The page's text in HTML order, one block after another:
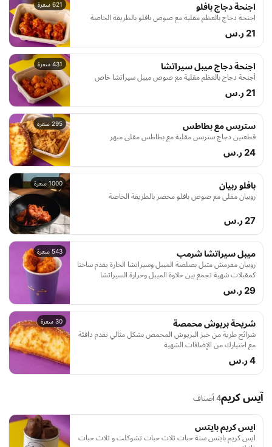
621 سعرة
اجنحة دجاج بالعظم مقلية مع صوص بافلو بالطريقة الخاصة
21 ر.س
431 سعرة
أجنحة دجاج بالعظم مقلية مع صوص ميبل سيراتشا خاص
21 ر.س
295 سعرة ستربس مع بطاطس
قطعتين دجاج ستربس مقلية مع بطاطس مقلي مبهر
24 ر.س
1000 سعرة بافلو ربيان
روبيان مقلي مع صوص بافلو محضر بالطريقة الخاصة
27 ر.س
543 سعرة ميبل سيراتشا شرمب
روبيان مقرمش متبل بصلصة الميبل وسيراتشا الحارة يقدم ساخنا
كمقبلات شهية تجمع بين حلاوة الميبل وحرارة السيراتشا
29 ر.س
30 سعرة شريحة بريوش محمصة
شرائح طرية من خبز البريوش المحمص بشكل مثالي تقدم دافئة
مع اختيارك من الإضافات الشهية
4 ر.س
آيس كريم4 أصناف
ايس كريم بايتس
ايس كريم بايتس ستة حبات ثلاث حبات تشوكلت و ثلاث حبات